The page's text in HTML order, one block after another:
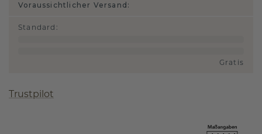
Voraussichtlicher Versand:
Standard :
Gratis
Trustpilot